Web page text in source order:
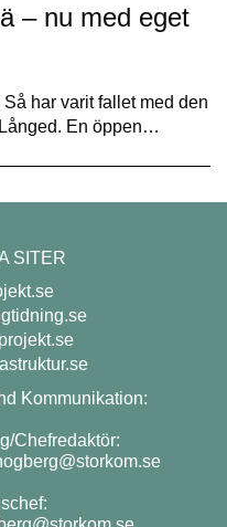
– nu med eget
har varit fallet med den
En öppen…
SITER
Kommunikation:
Chefredaktör: